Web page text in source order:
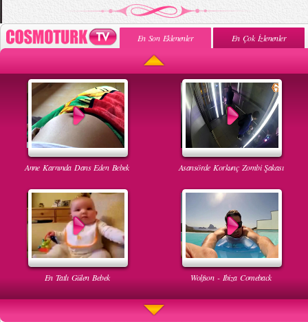
En Son Eklenenler En Çok İzlenenler
Anne Karnında Dans Eden Bebek Asansörde Korkunç Zombi Şakası
En Tatlı Gülen Bebek Wolfson - Ibiza Comeback